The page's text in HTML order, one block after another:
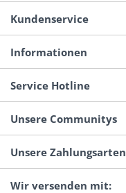
Kundenservice
Informationen
Service Hotline
Unsere Communitys
Unsere Zahlungsarten
Wir versenden mit: